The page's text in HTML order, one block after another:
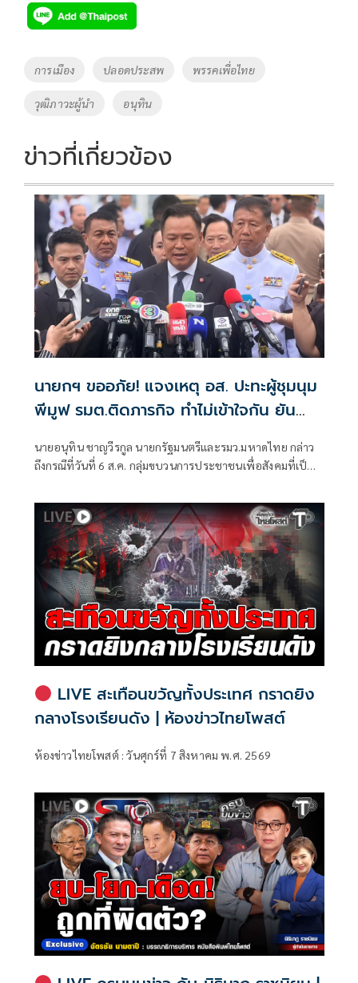
e
b
o
k
tt
er
p
y
Li
k
Tags
การเมือง ปลอดประสพ พรรคเพื่อไทย
วุฒิภาวะผู้นำ อนุทิน
ข่าวที่เกี่ยวข้อง
นายกฯ ขออภัย! แจงเหตุ อส. ปะทะผู้ชุมนุม
พีมูฟ รมต.ติดภารกิจ ทำไม่เข้าใจกัน ยัน
นายอนุทิน ชาญวีรกูล นายกรัฐมนตรีและรมว.มหาดไทย กล่าว
ถึงกรณีที่วันที่ 6 ส.ค. กลุ่มขบวนการประชาชนเพื่อสังคมที่เป็น
การกำชับเพื่อไม่ให้เกิดการบานปลายอย่างไรหรือไม่ ว่า เมื่อวัน
ที่ 6 ส.ค.
LIVE สะเทือนขวัญทั้งประเทศ กราดยิง
กลางโรงเรียนดัง | ห้องข่าวไทยโพสต์
ห้องข่าวไทยโพสต์ : วันศุกร์ที่ 7 สิงหาคม พ.ศ. 2569